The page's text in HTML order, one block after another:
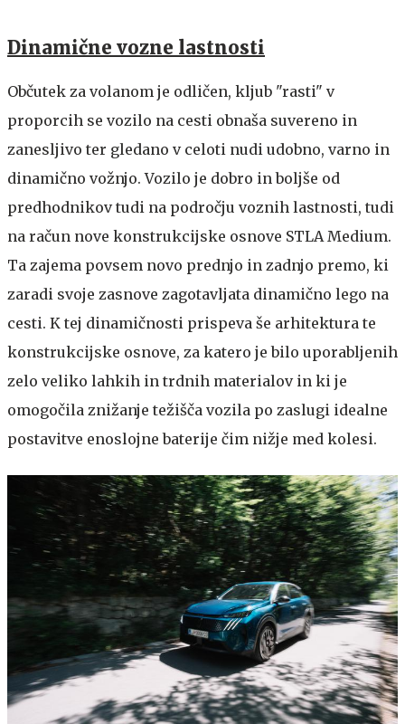
Dinamične vozne lastnosti
Občutek za volanom je odličen, kljub "rasti" v
proporcih se vozilo na cesti obnaša suvereno in
zanesljivo ter gledano v celoti nudi udobno, varno in
dinamično vožnjo. Vozilo je dobro in boljše od
predhodnikov tudi na področju voznih lastnosti, tudi
na račun nove konstrukcijske osnove STLA Medium.
Ta zajema povsem novo prednjo in zadnjo premo, ki
zaradi svoje zasnove zagotavljata dinamično lego na
cesti. K tej dinamičnosti prispeva še arhitektura te
konstrukcijske osnove, za katero je bilo uporabljenih
zelo veliko lahkih in trdnih materialov in ki je
omogočila znižanje težišča vozila po zaslugi idealne
postavitve enoslojne baterije čim nižje med kolesi.